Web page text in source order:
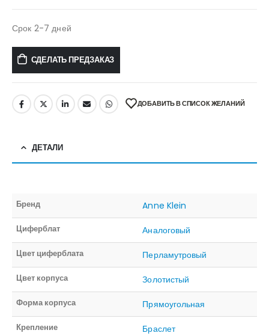
Срок 2-7 дней
СДЕЛАТЬ ПРЕДЗАКАЗ
ДОБАВИТЬ В СПИСОК ЖЕЛАНИЙ
ДЕТАЛИ
Бренд Anne Klein
Циферблат Аналоговый
Цвет циферблата Перламутровый
Цвет корпуса Золотистый
Форма корпуса Прямоугольная
Крепление Браслет